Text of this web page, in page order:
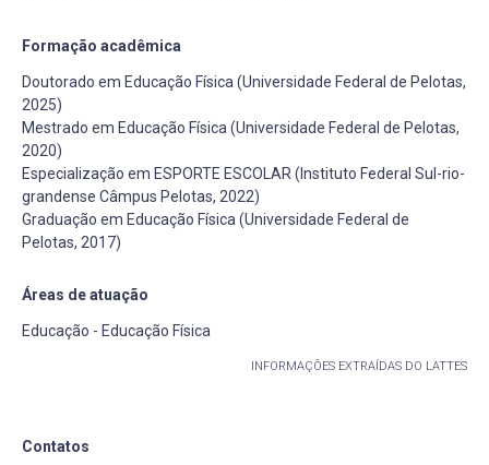
Formação acadêmica
Doutorado em Educação Física (Universidade Federal de Pelotas,
2025)
Mestrado em Educação Física (Universidade Federal de Pelotas,
2020)
Especialização em ESPORTE ESCOLAR (Instituto Federal Sul-rio-
grandense Câmpus Pelotas, 2022)
Graduação em Educação Física (Universidade Federal de
Pelotas, 2017)
Áreas de atuação
Educação - Educação Física
INFORMAÇÕES EXTRAÍDAS DO LATTES
Contatos